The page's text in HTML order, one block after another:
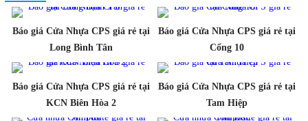
Báo giá Cửa Nhựa CPS giá rẻ tại
Long Bình Tân
Báo giá Cửa Nhựa CPS giá rẻ tại
Cổng 10
Báo giá Cửa Nhựa CPS giá rẻ tại
KCN Biên Hòa 2
Báo giá Cửa Nhựa CPS giá rẻ tại
Tam Hiệp